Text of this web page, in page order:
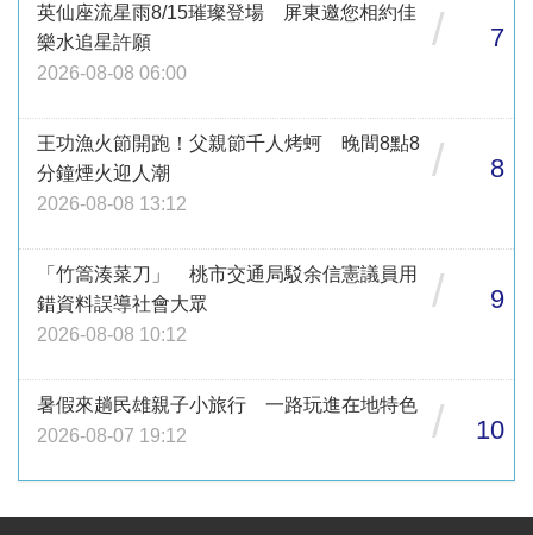
英仙座流星雨8/15璀璨登場 屏東邀您相約佳
樂水追星許願
2026-08-08 06:00
/ 7
王功漁火節開跑！父親節千人烤蚵 晚間8點8
分鐘煙火迎人潮
2026-08-08 13:12
/ 8
「竹篙湊菜刀」 桃市交通局駁余信憲議員用
錯資料誤導社會大眾
2026-08-08 10:12
/ 9
暑假來趟民雄親子小旅行 一路玩進在地特色
2026-08-07 19:12
/ 10